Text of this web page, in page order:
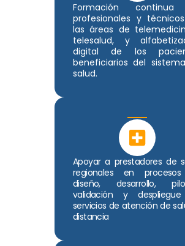
Formación
profesionales y
las áreas de
telesalud, y
digital de los
beneficiarios del
salud.
Apoyar a prestadores de
regionales en
diseño, desarrollo,
validación y
servicios de atención de
distancia